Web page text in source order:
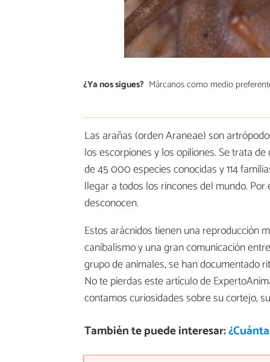
¿Ya nos sigues? Márcanos como medio
Las arañas (orden Araneae) son
los escorpiones y los opiliones. Se trata
de 45 000 especies conocidas y 114
llegar a todos los rincones del mundo.
desconocen.
Estos arácnidos tienen una reproducción
canibalismo y una gran comunicación
grupo de animales, se han documentado
No te pierdas este artículo de
contamos curiosidades sobre su cortejo,
También te puede interesar: